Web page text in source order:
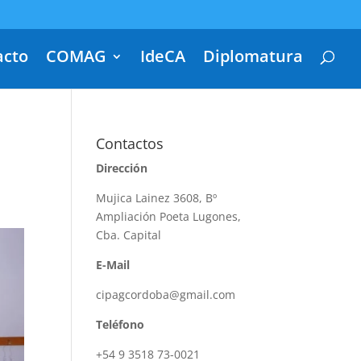
COMAG IdeCA Diplomatura
Contactos
Dirección
Mujica Lainez 3608, Bº
Ampliación Poeta Lugones,
Cba. Capital
E-Mail
cipagcordoba@gmail.com
Teléfono
+54 9 3518 73-0021